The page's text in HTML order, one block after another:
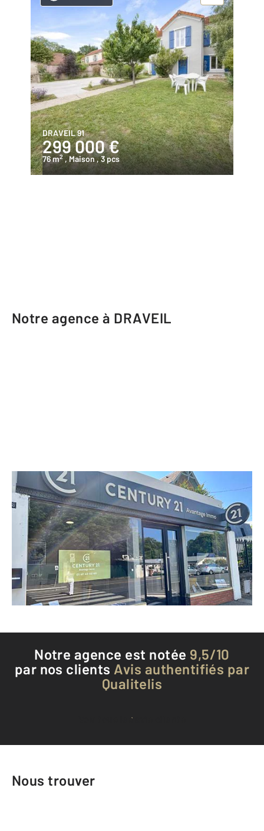
DRAVEIL 91
299 000 €
76 m2 , Maison, 3 pcs
Notre agence à DRAVEIL
CENTURY 21 Avantage Immo
198 boulevard Henri Barbusse
DRAVEIL - 91210
Envoyer un message
Téléphoner à l'agence
Notre agence est notée 9,5/10
par nos clients Avis authentifiés par
Qualitelis
Voir tous les avis clients
Nous trouver